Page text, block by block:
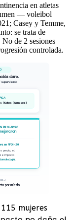
en atletas
— voleibol
Casey y Temme,
se trata de
de 2 sesiones
controlada.
claro.
supervisado
Pilates (8 meses)
PROLAPSO
en PFDI-20
previo, el
e impacto
J
por miedo
mujeres